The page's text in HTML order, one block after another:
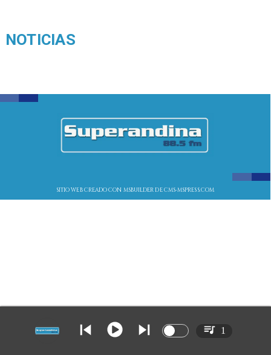
NOTICIAS
SITIO WEB CREADO CON MSBUILDER DE CMS-MSPRESS.COM
1